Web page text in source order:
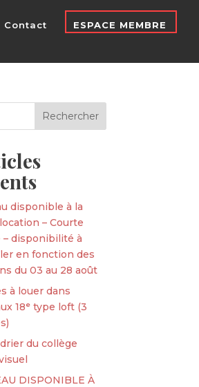
Contact ESPACE MEMBRE
disponible à la
– Courte
– disponibilité à
en fonction des
du 03 au 28 août
à louer dans
18ᵉ type loft (3
du collège
DISPONIBLE À